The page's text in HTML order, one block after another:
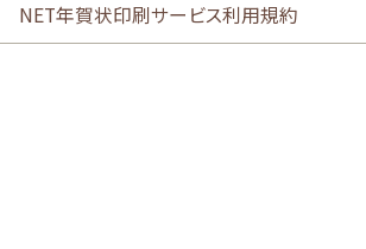
NET年賀状印刷サービス利用規約